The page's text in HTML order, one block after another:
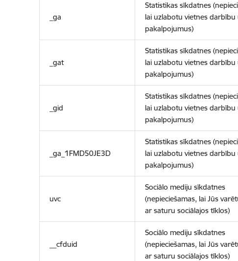
_ga
Statistikas sīkdatnes
lai uzlabotu vietnes darbību
pakalpojumus)
_gat
Statistikas sīkdatnes
lai uzlabotu vietnes darbību
pakalpojumus)
_gid
Statistikas sīkdatnes
lai uzlabotu vietnes darbību
pakalpojumus)
_ga_1FMD50JE3D
Statistikas sīkdatnes
lai uzlabotu vietnes darbību
pakalpojumus)
uvc
Sociālo mediju sīkdatnes
(nepieciešamas, lai Jūs
ar saturu sociālajos tīklos)
__cfduid
Sociālo mediju sīkdatnes
(nepieciešamas, lai Jūs
ar saturu sociālajos tīklos)